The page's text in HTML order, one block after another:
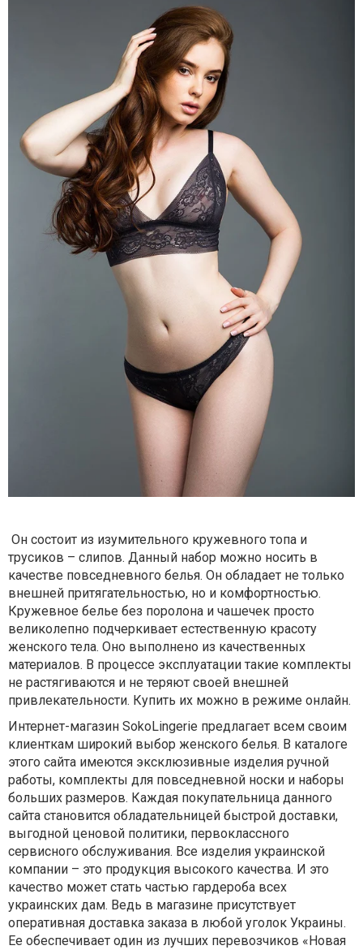
Он состоит из изумительного кружевного топа и
трусиков – слипов. Данный набор можно носить в
качестве повседневного белья. Он обладает не только
внешней притягательностью, но и комфортностью.
Кружевное белье без поролона и чашечек просто
великолепно подчеркивает естественную красоту
женского тела. Оно выполнено из качественных
материалов. В процессе эксплуатации такие комплекты
не растягиваются и не теряют своей внешней
привлекательности. Купить их можно в режиме онлайн.
Интернет-магазин SokoLingerie предлагает всем своим
клиенткам широкий выбор женского белья. В каталоге
этого сайта имеются эксклюзивные изделия ручной
работы, комплекты для повседневной носки и наборы
больших размеров. Каждая покупательница данного
сайта становится обладательницей быстрой доставки,
выгодной ценовой политики, первоклассного
сервисного обслуживания. Все изделия украинской
компании – это продукция высокого качества. И это
качество может стать частью гардероба всех
украинских дам. Ведь в магазине присутствует
оперативная доставка заказа в любой уголок Украины.
Ее обеспечивает один из лучших перевозчиков «Новая